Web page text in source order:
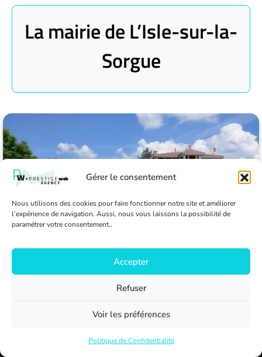
Gérer le consentement
Nous utilisons des cookies pour faire fonctionner notre site et améliorer
l’expérience de navigation. Aussi, nous vous laissons la possibilité de
paramétrer votre consentement..
Accepter
Refuser
Voir les préférences
Politique de Confidentialité
La mairie de L’Isle-sur-la-
Sorgue